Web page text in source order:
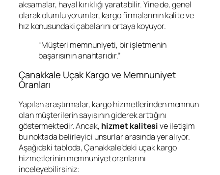
aksamalar, hayal kırıklığı yaratabilir. Yine de, genel
olarak olumlu yorumlar, kargo firmalarının kalite ve
hız konusundaki çabalarını ortaya koyuyor.
“Müşteri memnuniyeti, bir işletmenin
başarısının anahtarıdır.”
Çanakkale Uçak Kargo ve Memnuniyet
Oranları
Yapılan araştırmalar, kargo hizmetlerinden memnun
olan müşterilerin sayısının giderek arttığını
göstermektedir. Ancak, hizmet kalitesive iletişim
bu noktada belirleyici unsurlar arasında yer alıyor.
Aşağıdaki tabloda, Çanakkale’deki uçak kargo
hizmetlerinin memnuniyet oranlarını
inceleyebilirsiniz: